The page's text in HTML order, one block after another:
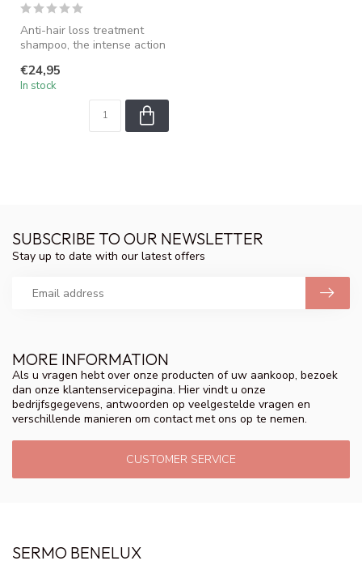
Anti-hair loss treatment
shampoo, the intense action
€24,95
In stock
MORE INFORMATION
Als u vragen hebt over onze producten of uw aankoop, bezoek
dan onze klantenservicepagina. Hier vindt u onze
bedrijfsgegevens, antwoorden op veelgestelde vragen en
verschillende manieren om contact met ons op te nemen.
CUSTOMER SERVICE
SUBSCRIBE TO OUR NEWSLETTER
Stay up to date with our latest offers
SERMO BENELUX